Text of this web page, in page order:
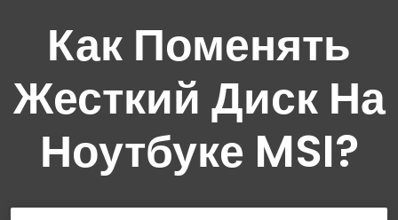
Как Поменять
Жесткий Диск На
Ноутбуке MSI?